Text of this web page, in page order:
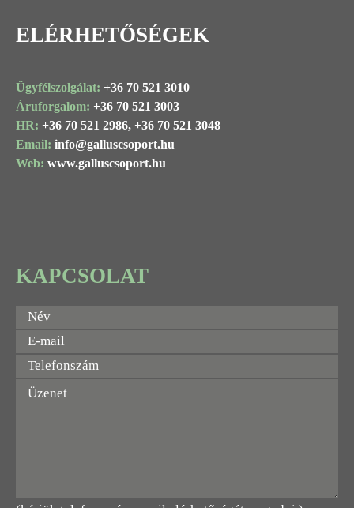
ELÉRHETŐSÉGEK
Ügyfélszolgálat: +36 70 521 3010
Áruforgalom: +36 70 521 3003
HR: +36 70 521 2986, +36 70 521 3048
Email: info@galluscsoport.hu
Web: www.galluscsoport.hu
KAPCSOLAT